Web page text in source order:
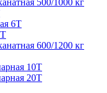
500/1000 кг
6Т
600/1200 кг
10Т
20Т